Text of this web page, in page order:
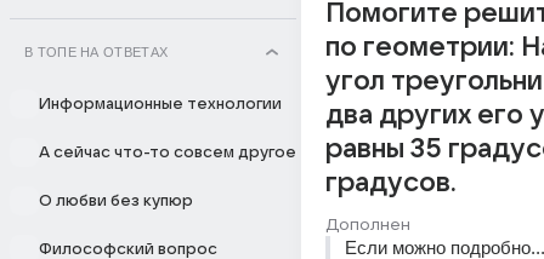
В ТОПЕ НА ОТВЕТАХ
Информационные технологии
А сейчас что-то совсем другое
О любви без купюр
Философский вопрос
Помогите
по геометрии:
угол
два других его
равны 35
градусов.
Дополнен
Если можно подробно...